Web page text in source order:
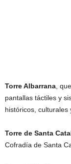
Torre Albarrana ,
pantallas táctiles y
históricos, culturales
Torre de Santa
Cofradía de Santa